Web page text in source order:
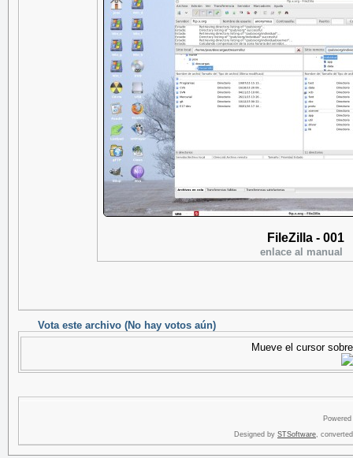
FileZilla - 001
enlace al manual
Vota este archivo (No hay votos aún)
Mueve el cursor
Designed by STSoftware,